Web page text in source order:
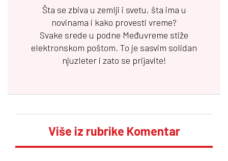
Šta se zbiva u zemlji i svetu, šta ima u
novinama i kako provesti vreme?
Svake srede u podne Međuvreme stiže
elektronskom poštom. To je sasvim solidan
njuzleter i zato se prijavite!
Više iz rubrike Komentar